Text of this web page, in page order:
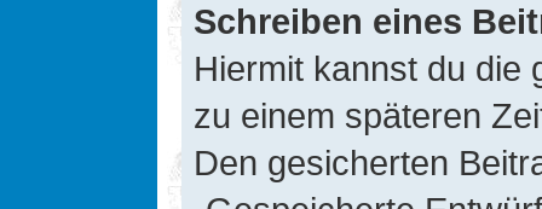
Schreiben eines
Hiermit kannst du die
zu einem späteren
Den gesicherten